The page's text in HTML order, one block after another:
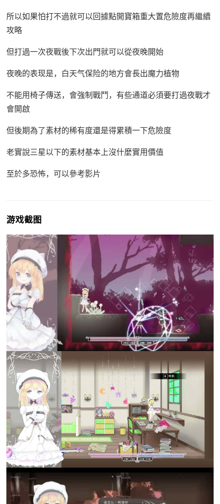
所以如果怕打不過就可以回據點開寶箱重大置危險度再繼續
攻略
但打過一次夜戰後下次出門就可以從夜晚開始
夜晚的表现是，白天气保险的地方會長出魔力植物
不能用椅子傳送，會強制戰鬥，有些通道必須要打過夜戰才
會開啟
但後期為了素材的稀有度還是得累積一下危險度
老實說三星以下的素材基本上沒什麼實用價值
至於多恐怖，可以參考影片
游戏截图